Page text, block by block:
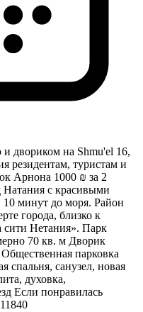
двориком на Shmu'el 16,
резидентам, туристам и
Арнона 1000 ₪ за 2
с красивыми
минут до моря. Район
города, близко к
сити Нетания». Парк
70 кв. м Дворик
парковка
спальня, санузел, новая
духовка,
Если понравилась